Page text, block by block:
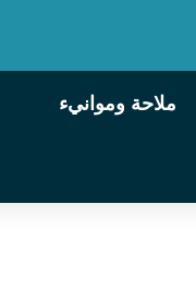
ملاحة وموانيء